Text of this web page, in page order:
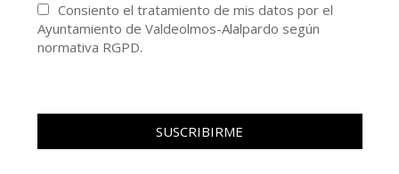
Consiento el tratamiento de mis datos por el
Ayuntamiento de Valdeolmos-Alalpardo según
normativa RGPD.